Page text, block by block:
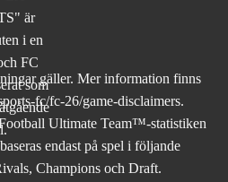
gäller. Merinformation finns
fc/fc-26/game-disclaimers.
Ultimate Team™-statistiken
endast på spel i följande
Champions och Draft.